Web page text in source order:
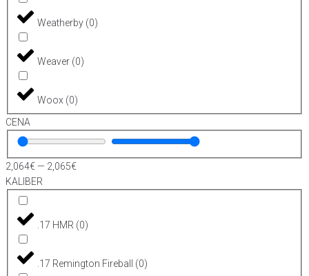
Weatherby (0)
Weaver (0)
Woox (0)
CENA
2,064€ — 2,065€
KALIBER
.17 HMR (0)
.17 Remington Fireball (0)